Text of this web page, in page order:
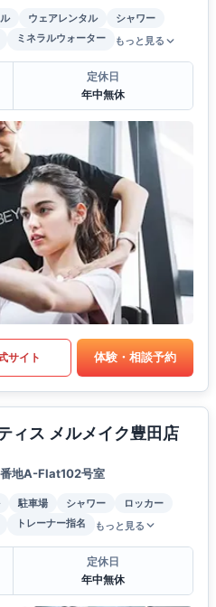
ウェアレンタル
シャワー
ミネラルウォーター もっと見る
定休日
年中無休
サイト 体験・相談予約
ィス メルメイク豊田店
地A-Flat102号室
駐車場 シャワー
ロッカー
トレーナー指名 もっと見る
定休日
年中無休